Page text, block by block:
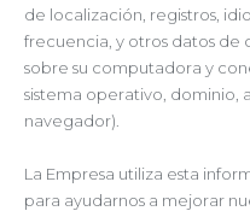
de localización, registros,
frecuencia, y otros datos de
sobre su computadora y
sistema operativo, dominio,
navegador).
La Empresa utiliza esta
para ayudarnos a mejorar